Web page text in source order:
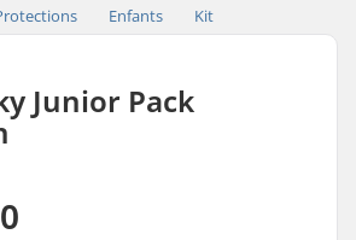
Enfants Kit
Junior Pack